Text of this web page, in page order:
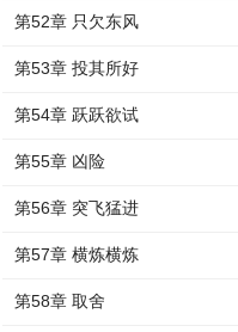
第52章 只欠东风
第53章 投其所好
第54章 跃跃欲试
第55章 凶险
第56章 突飞猛进
第57章 横炼横炼
第58章 取舍